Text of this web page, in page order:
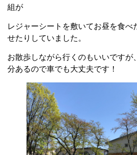
組が
レジャーシートを敷いてお昼を食べ
せたりしていました。
お散歩しながら行くのもいいですが
分あるので車でも大丈夫です！